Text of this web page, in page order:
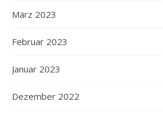
März 2023
Februar 2023
Januar 2023
Dezember 2022